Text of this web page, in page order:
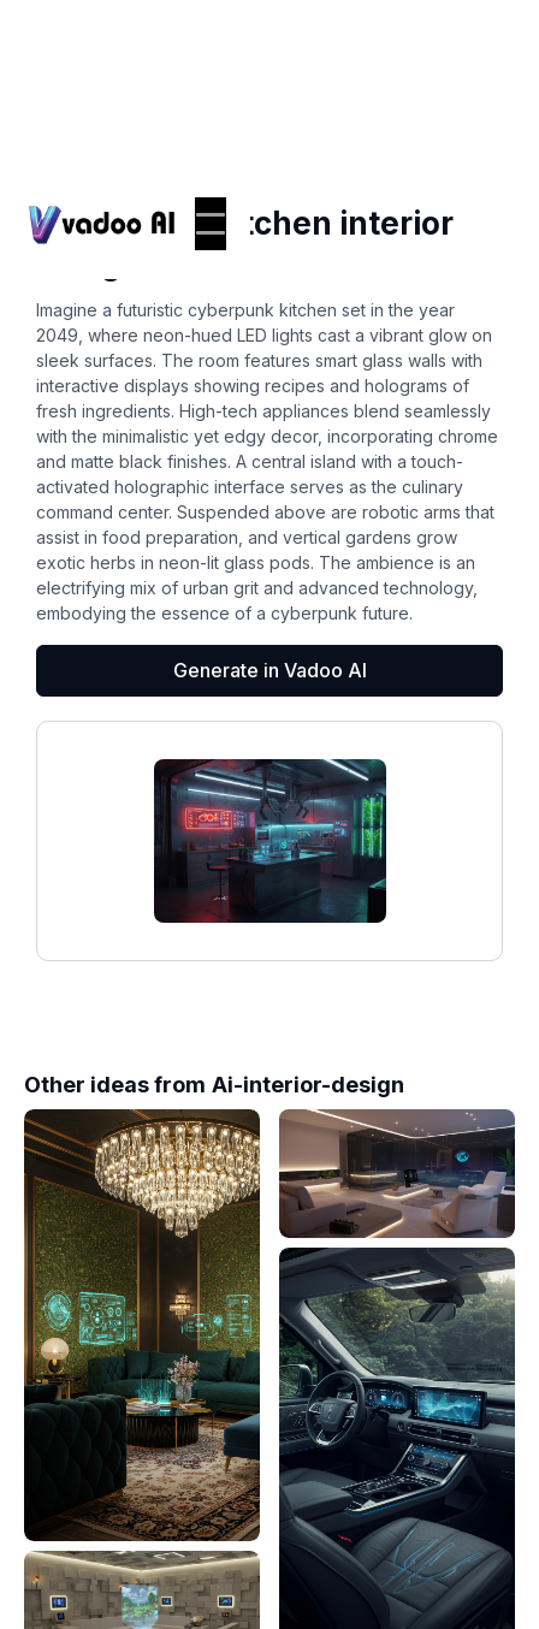
cyberpunk kitchen interior
design 2049
Imagine a futuristic cyberpunk kitchen set in the year
2049, where neon-hued LED lights cast a vibrant glow on
sleek surfaces. The room features smart glass walls with
interactive displays showing recipes and holograms of
fresh ingredients. High-tech appliances blend seamlessly
with the minimalistic yet edgy decor, incorporating chrome
and matte black finishes. A central island with a touch-
activated holographic interface serves as the culinary
command center. Suspended above are robotic arms that
assist in food preparation, and vertical gardens grow
exotic herbs in neon-lit glass pods. The ambience is an
electrifying mix of urban grit and advanced technology,
embodying the essence of a cyberpunk future.
Generate in Vadoo AI
Other ideas from Ai-interior-design